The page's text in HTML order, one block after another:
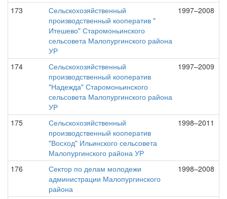
173
Сельскохозяйственный
производственный кооператив "
Итешево" Старомоньинского
сельсовета Малопургинского района
УР
1997–2008
174
Сельскохозяйственный
производственный кооператив
"Надежда" Старомоньинского
сельсовета Малопургинского района
УР
1997–2009
175
Сельскохозяйственный
производственный кооператив
"Восход" Ильинского сельсовета
Малопургинского района УР
1998–2011
176
Сектор по делам молодежи
администрации Малопургинского
района
1998–2008